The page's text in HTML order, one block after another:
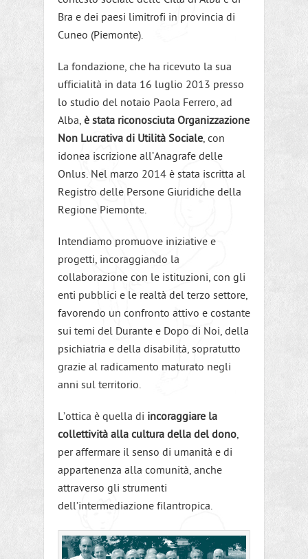
Bra e dei paesi limitrofi in provincia di
Cuneo (Piemonte).
La fondazione, che ha ricevuto la sua
ufficialità in data 16 luglio 2013 presso
lo studio del notaio Paola Ferrero, ad
Alba,è stata riconosciuta Organizzazione
Non Lucrativa di Utilità Sociale, con
idonea iscrizione all’Anagrafe delle
Onlus. Nel marzo 2014 è stata iscritta al
Registro delle Persone Giuridiche della
Regione Piemonte.
Intendiamo promuove iniziative e
progetti, incoraggiando la
collaborazione con le istituzioni, con gli
enti pubblici e le realtà del terzo settore,
favorendo un confronto attivo e costante
sui temi del Durante e Dopo di Noi, della
psichiatria e della disabilità, sopratutto
grazie al radicamento maturato negli
anni sul territorio.
L’ottica è quella di incoraggiare la
collettività alla cultura della del dono,
per affermare il senso di umanità e di
appartenenza alla comunità, anche
attraverso gli strumenti
dell’intermediazione filantropica.